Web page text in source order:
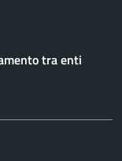
tra enti